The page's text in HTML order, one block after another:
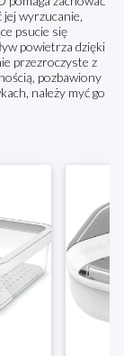
jej wyrzucanie,
psucie się
powietrza dzięki
przezroczyste z
pozbawiony
należy myć go